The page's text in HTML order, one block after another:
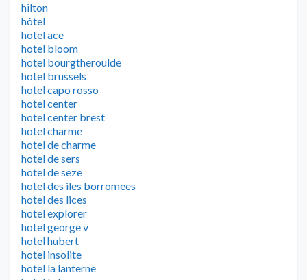
hilton
hôtel
hotel ace
hotel bloom
hotel bourgtheroulde
hotel brussels
hotel capo rosso
hotel center
hotel center brest
hotel charme
hotel de charme
hotel de sers
hotel de seze
hotel des iles borromees
hotel des lices
hotel explorer
hotel george v
hotel hubert
hotel insolite
hotel la lanterne